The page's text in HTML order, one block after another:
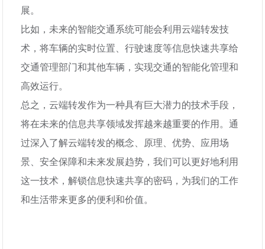
展。
比如，未来的智能交通系统可能会利用云端转发技
术，将车辆的实时位置、行驶速度等信息快速共享给
交通管理部门和其他车辆，实现交通的智能化管理和
高效运行。
总之，云端转发作为一种具有巨大潜力的技术手段，
将在未来的信息共享领域发挥越来越重要的作用。通
过深入了解云端转发的概念、原理、优势、应用场
景、安全保障和未来发展趋势，我们可以更好地利用
这一技术，解锁信息快速共享的密码，为我们的工作
和生活带来更多的便利和价值。